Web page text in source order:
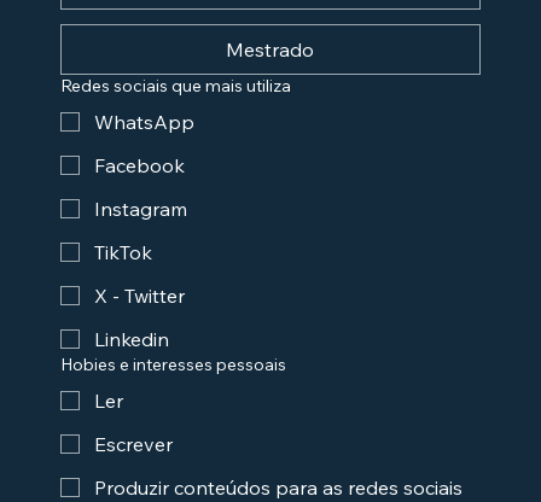
Mestrado
Redes sociais que mais utiliza
WhatsApp
Facebook
Instagram
TikTok
X - Twitter
Linkedin
Hobies e interesses pessoais
Ler
Escrever
Produzir conteúdos para as redes sociais